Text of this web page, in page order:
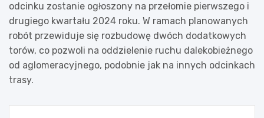
odcinku zostanie ogłoszony na przełomie pierwszego i
drugiego kwartału 2024 roku. W ramach planowanych
robót przewiduje się rozbudowę dwóch dodatkowych
torów, co pozwoli na oddzielenie ruchu dalekobieżnego
od aglomeracyjnego, podobnie jak na innych odcinkach
trasy.